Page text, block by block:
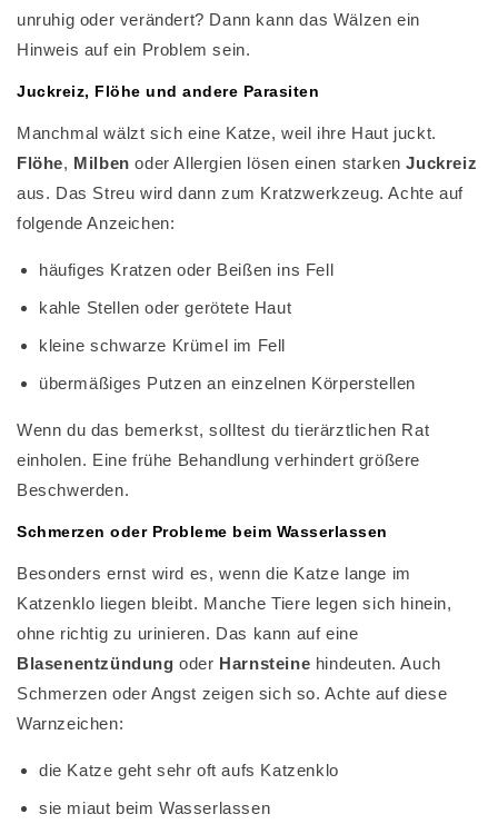
unruhig oder verändert? Dann kann das Wälzen ein
Hinweis auf ein Problem sein.
Juckreiz, Flöhe und andere Parasiten
Manchmal wälzt sich eine Katze, weil ihre Haut juckt.
Flöhe, Milben oder Allergien lösen einen starkenJuckreiz
aus. Das Streu wird dann zum Kratzwerkzeug. Achte auf
folgende Anzeichen:
häufiges Kratzen oder Beißen ins Fell
kahle Stellen oder gerötete Haut
kleine schwarze Krümel im Fell
übermäßiges Putzen an einzelnen Körperstellen
Wenn du das bemerkst, solltest du tierärztlichen Rat
einholen. Eine frühe Behandlung verhindert größere
Beschwerden.
Schmerzen oder Probleme beim Wasserlassen
Besonders ernst wird es, wenn die Katze lange im
Katzenklo liegen bleibt. Manche Tiere legen sich hinein,
ohne richtig zu urinieren. Das kann auf eine
Blasenentzündung oder Harnsteine hindeuten. Auch
Schmerzen oder Angst zeigen sich so. Achte auf diese
Warnzeichen:
die Katze geht sehr oft aufs Katzenklo
sie miaut beim Wasserlassen